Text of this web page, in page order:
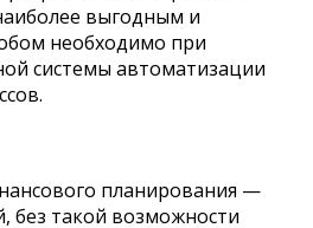
выгодным и
необходимо при
системы автоматизации
планирования —
без такой возможности